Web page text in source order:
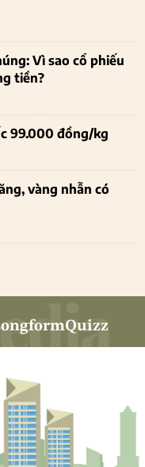
Vì sao cổ phiếu
tiền?
99.000 đồng/kg
vàng nhẫn có
Quizz